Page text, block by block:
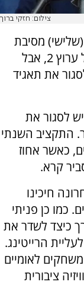
צילום: חזקי ברוך
מסיבת
עיתונאים שמטרתה היה העיסוק בפיצול ערוץ 2, אבל
את תאגיד
לסגור את
התקציב השנתי
מיליון שקלים, כאשר אחוז
חיכינו
כמו כן פניתי
כיצד לשדר את
הרייטינג.
לאומיים
ציבורית